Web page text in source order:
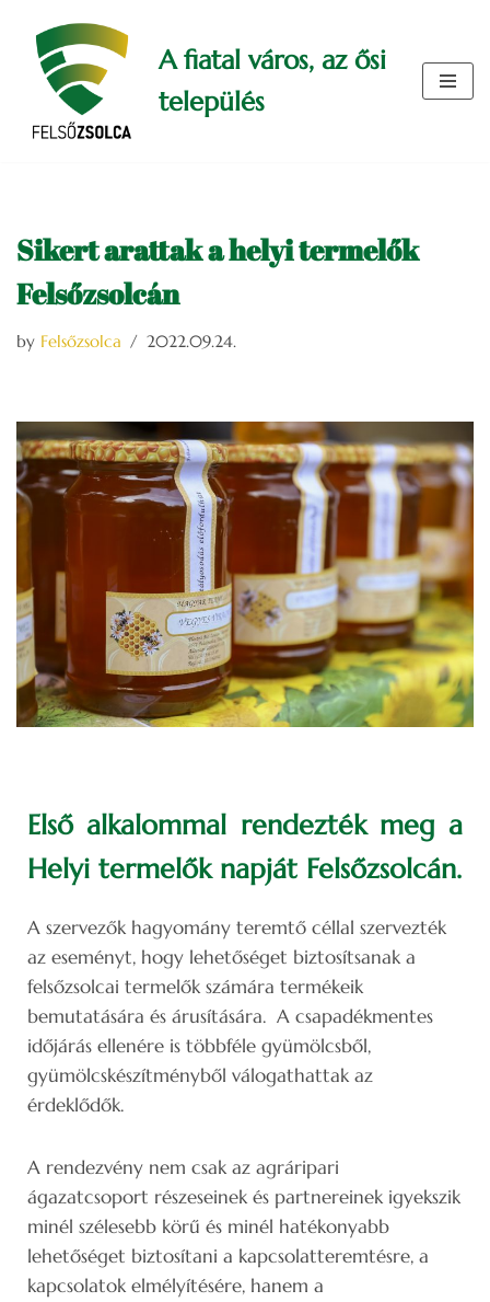
Skip
content
A fiatal város, az ősi
település
Sikert arattak a helyi termelők
Felsőzsolcán
by Felsőzsolca 2022.09.24.
Első alkalommal rendezték meg a
Helyi termelők napját Felsőzsolcán.
A szervezők hagyomány teremtő céllal szervezték
az eseményt, hogy lehetőséget biztosítsanak a
felsőzsolcai termelők számára termékeik
bemutatására és árusítására. A csapadékmentes
időjárás ellenére is többféle gyümölcsből,
gyümölcskészítményből válogathattak az
érdeklődők.
A rendezvény nem csak az agráripari
ágazatcsoport részeseinek és partnereinek igyekszik
minél szélesebb körű és minél hatékonyabb
lehetőséget biztosítani a kapcsolatteremtésre, a
kapcsolatok elmélyítésére, hanem a